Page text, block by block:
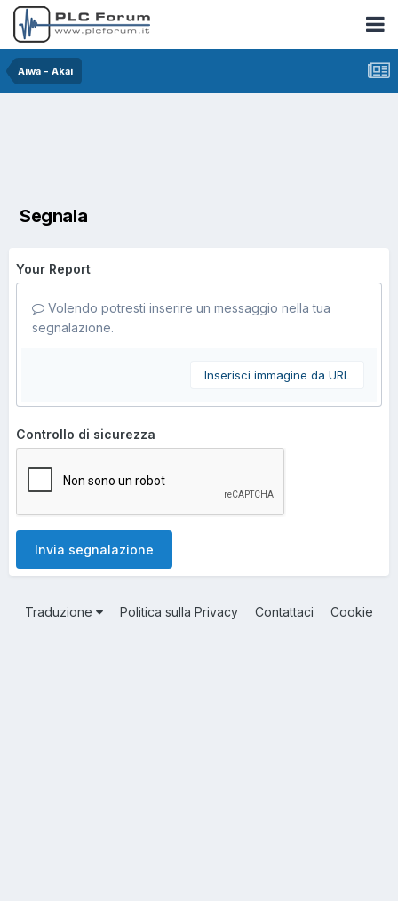
Aiwa - Akai
Segnala
Your Report
Volendo potresti inserire un messaggio nella tua
segnalazione.
Inserisci immagine da URL
Controllo di sicurezza
Invia segnalazione
Traduzione Politica sulla Privacy Contattaci Cookie